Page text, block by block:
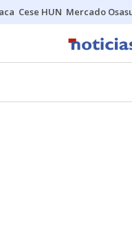
Cese HUN Mercado